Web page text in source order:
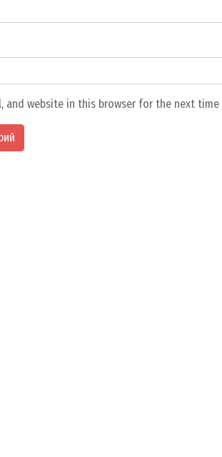
and website in this browser for the next